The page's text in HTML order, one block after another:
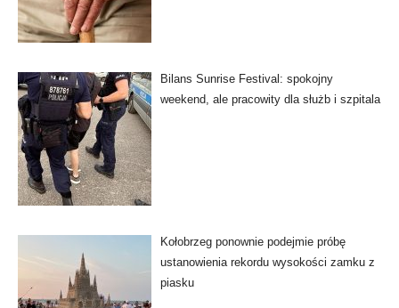
Bilans Sunrise Festival: spokojny
weekend, ale pracowity dla służb i szpitala
Kołobrzeg ponownie podejmie próbę
ustanowienia rekordu wysokości zamku z
piasku